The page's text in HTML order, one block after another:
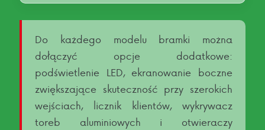
Do każdego modelu bramki można
dołączyć opcje dodatkowe:
podświetlenie LED, ekranowanie boczne
zwiększające skuteczność przy szerokich
wejściach, licznik klientów, wykrywacz
toreb aluminiowych i otwieraczy